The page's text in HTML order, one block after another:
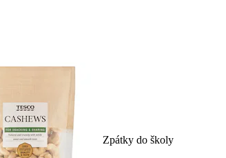
Zpátky do školy